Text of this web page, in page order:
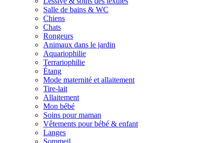
Salle de bains & WC
Chiens
Chats
Rongeurs
Animaux dans le jardin
Aquariophilie
Terrariophilie
Étang
Mode maternité et allaitement
Tire-lait
Allaitement
Mon bébé
Soins pour maman
Vêtements pour bébé & enfant
Langes
Sommeil